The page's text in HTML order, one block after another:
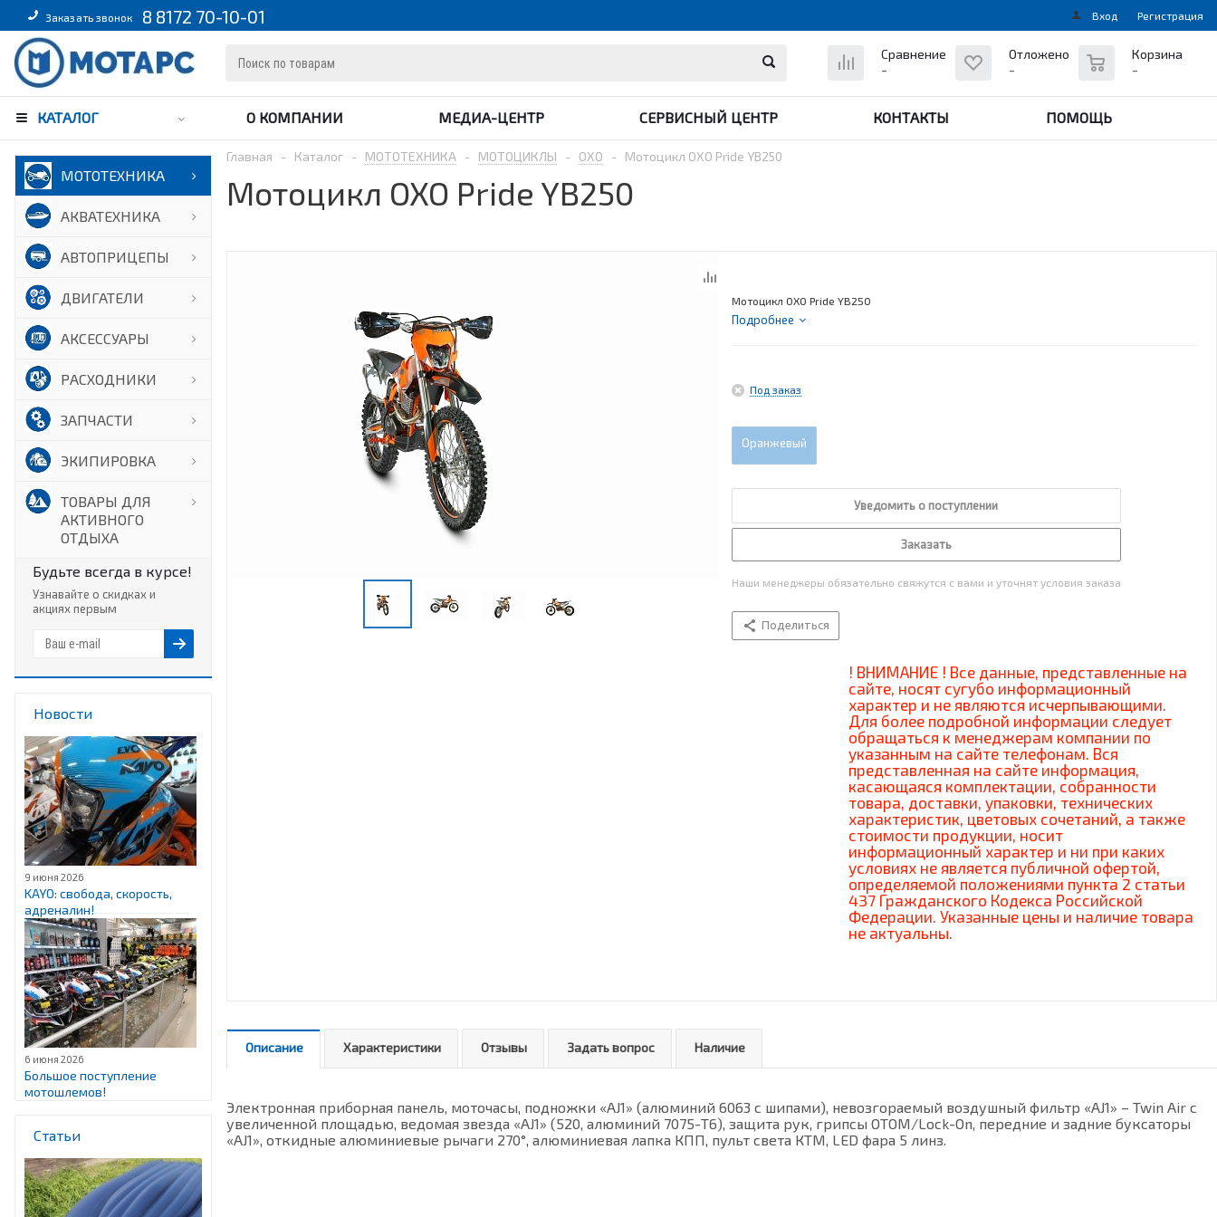
Заказать звонок 8 8172 70-10-01 Вход Регистрация
Сравнение
-
Отложено
-
Корзина
-
КАТАЛОГ О КОМПАНИИ МЕДИА-ЦЕНТР СЕРВИСНЫЙ ЦЕНТР КОНТАКТЫ ПОМОЩЬ
МОТОТЕХНИКА
АКВАТЕХНИКА
АВТОПРИЦЕПЫ
ДВИГАТЕЛИ
АКСЕССУАРЫ
РАСХОДНИКИ
ЗАПЧАСТИ
ЭКИПИРОВКА
ТОВАРЫ ДЛЯ
АКТИВНОГО
ОТДЫХА
Будьте всегда в курсе!
Узнавайте о скидках и
акциях первым
Новости
9 июня 2026
KAYO: свобода, скорость,
адреналин!
6 июня 2026
Большое поступление
мотошлемов!
Статьи
Главная - Каталог - МОТОТЕХНИКА - МОТОЦИКЛЫ - OXO - Мотоцикл OXO Pride YB250
Мотоцикл OXO Pride YB250
Мотоцикл OXO Pride YB250
Подробнее
Под заказ
Оранжевый
Уведомить о поступлении
Заказать
Наши менеджеры обязательно свяжутся с вами и уточнят условия заказа
Поделиться
! ВНИМАНИЕ ! Все данные, представленные на
сайте, носят сугубо информационный
характер и не являются исчерпывающими.
Для более подробной информации следует
обращаться к менеджерам компании по
указанным на сайте телефонам. Вся
представленная на сайте информация,
касающаяся комплектации, собранности
товара, доставки, упаковки, технических
характеристик, цветовых сочетаний, а также
стоимости продукции, носит
информационный характер и ни при каких
условиях не является публичной офертой,
определяемой положениями пункта 2 статьи
437 Гражданского Кодекса Российской
Федерации. Указанные цены и наличие товара
не актуальны.
Описание Характеристики Отзывы Задать вопрос Наличие
Электронная приборная панель, моточасы, подножки «AJ1» (алюминий 6063 с шипами), невозгораемый воздушный фильтр «AJ1» – Twin Air с
увеличенной площадью, ведомая звезда «AJ1» (520, алюминий 7075-Т6), защита рук, грипсы OTOM/Lock-On, передние и задние буксаторы
«AJ1», откидные алюминиевые рычаги 270°, алюминиевая лапка КПП, пульт света КТМ, LED фара 5 линз.